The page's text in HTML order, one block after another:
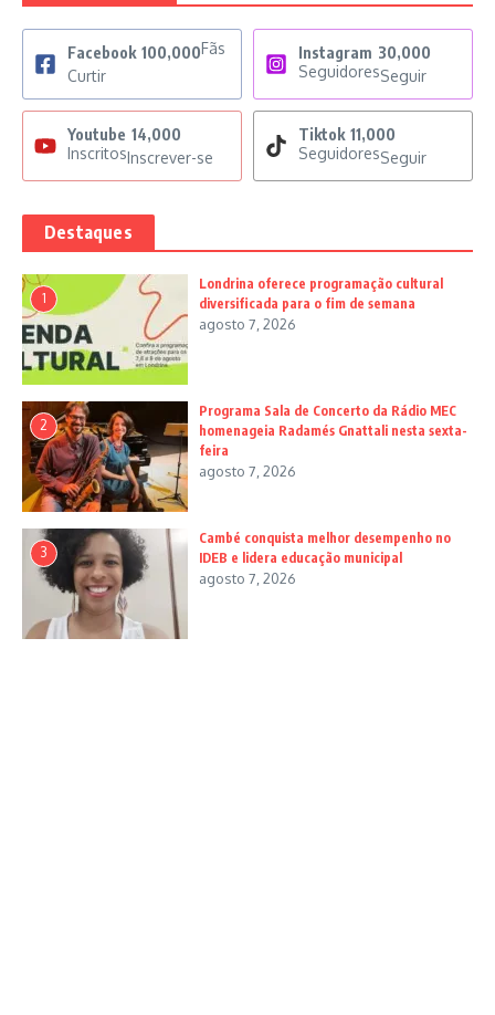
Facebook 100,000Fãs
Curtir
Instagram 30,000
SeguidoresSeguir
Youtube 14,000
InscritosInscrever-se
Tiktok 11,000
SeguidoresSeguir
Destaques
1
Londrina oferece programação cultural
diversificada para o fim de semana
agosto 7, 2026
2
Programa Sala de Concerto da Rádio MEC
homenageia Radamés Gnattali nesta sexta-
feira
agosto 7, 2026
3
Cambé conquista melhor desempenho no
IDEB e lidera educação municipal
agosto 7, 2026